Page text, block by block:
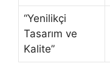
“Yenilikçi
Tasarım ve
Kalite”